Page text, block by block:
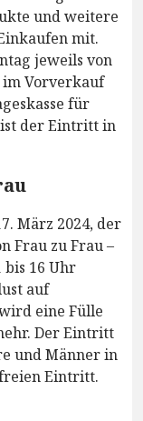
und weitere
mit.
jeweils von
im Vorverkauf
für
der Eintritt in
März 2024, der
Frau zu Frau –
bis 16 Uhr
auf
eine Fülle
Der Eintritt
und Männer in
Eintritt.